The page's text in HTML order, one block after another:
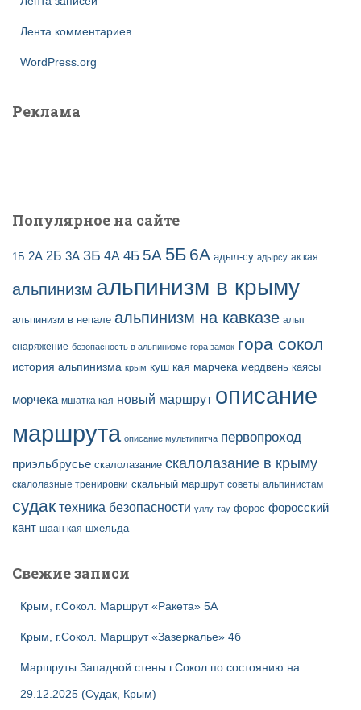
Лента комментариев
WordPress.org
Реклама
Популярное на сайте
1Б 2А 2Б 3А 3Б 4А 4Б 5А 5Б 6А адыл-су адырсу ак кая
альпинизм альпинизм в крыму
альпинизм в непале альпинизм на кавказе альп
снаряжение безопасность в альпинизме гора замок гора сокол
история альпинизма крым куш кая марчека мердвень каясы
морчека мшатка кая новый маршрут описание
маршрута описание мультипитча первопроход
приэльбрусье скалолазание скалолазание в крыму
скалолазные тренировки скальный маршрут советы альпинистам
судак техника безопасности уллу-тау форос форосский
кант шаан кая шхельда
Свежие записи
Крым, г.Сокол. Маршрут «Ракета» 5А
Крым, г.Сокол. Маршрут «Зазеркалье» 4б
Маршруты Западной стены г.Сокол по состоянию на
29.12.2025 (Судак, Крым)